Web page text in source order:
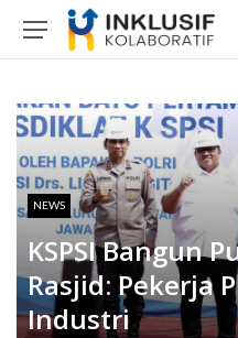
NEWS
KSPSI Bangun
Rasjid: Pekerja
Industri